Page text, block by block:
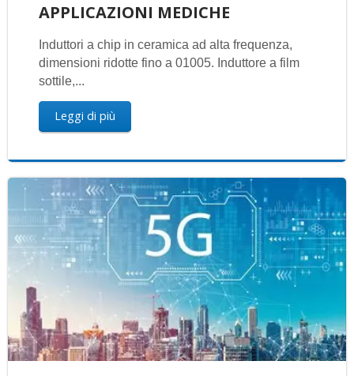
APPLICAZIONI MEDICHE
Induttori a chip in ceramica ad alta frequenza,
dimensioni ridotte fino a 01005. Induttore a film
sottile,...
Leggi di più